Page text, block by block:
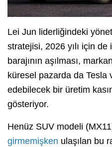
Lei Jun liderliğindeki
stratejisi, 2026 yılı için
barajının aşılması,
küresel pazarda da Tesla
edebilecek bir üretim
gösteriyor.
Henüz SUV modeli
girmemişken ulaşılan bu